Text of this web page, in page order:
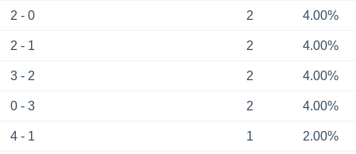
2 - 0 2 4.00%
2 - 1 2 4.00%
3 - 2 2 4.00%
0 - 3 2 4.00%
4 - 1 1 2.00%